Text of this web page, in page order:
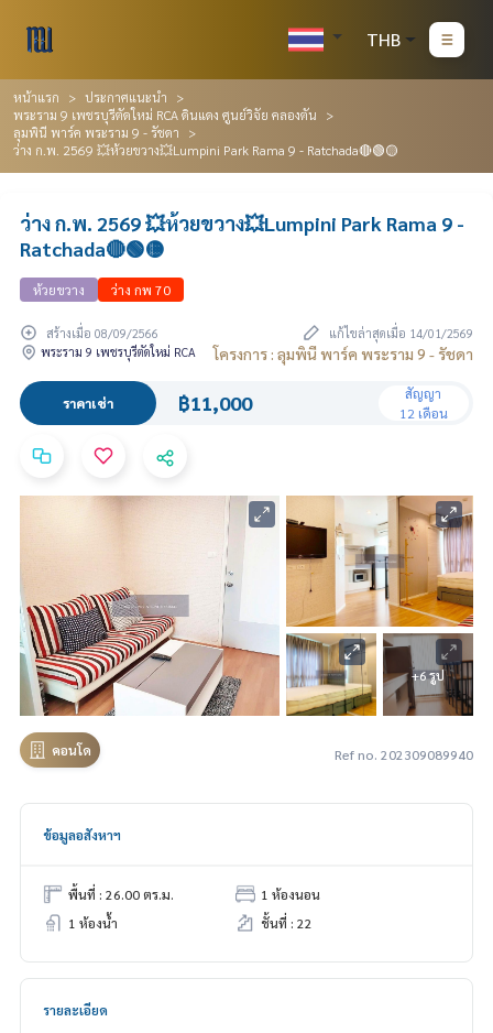
THB
หน้าแรก
ประกาศแนะนำ
พระราม 9 เพชรบุรีตัดใหม่ RCA ดินแดง ศูนย์วิจัย คลองตัน
ลุมพินี พาร์ค พระราม 9 - รัชดา
ว่าง ก.พ. 2569 💥ห้วยขวาง💥Lumpini Park Rama 9 - Ratchada🔴🟢🟡
ว่าง ก.พ. 2569 💥ห้วยขวาง💥Lumpini Park Rama 9 -
Ratchada🔴🟢🟡
ห้วยขวาง ว่าง กพ 70
สร้างเมื่อ 08/09/2566
แก้ไขล่าสุดเมื่อ 14/01/2569
พระราม 9 เพชรบุรีตัดใหม่ RCA
โครงการ : ลุมพินี พาร์ค พระราม 9 - รัชดา
ราคาเช่า ฿11,000
สัญญา
12 เดือน
+6 รูป
คอนโด Ref no. 202309089940
ข้อมูลอสังหาฯ
พื้นที่ : 26.00 ตร.ม.
1 ห้องนอน
1 ห้องน้ำ
ชั้นที่ : 22
รายละเอียด